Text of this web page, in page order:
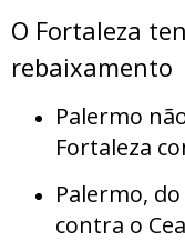
O Fortaleza
rebaixamento
Palermo
Fortaleza
Palermo,
contra o